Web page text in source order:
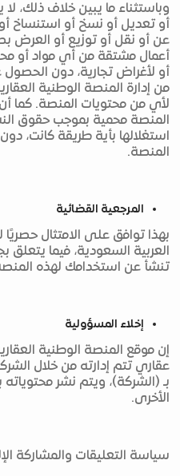
وباستثناء ما يبين خلاف ذلك،
أو تعديل أو نسخ أو استنساخ
عن أو نقل أو توزيع أو العرض
أعمال مشتقة من أي مواد أو
أو لأغراض تجارية، دون
من إدارة المنصة الوطنية
لأي من محتويات المنصة. كما
المنصة محمية بموجب حقوق
استغلالها بأية طريقة كانت،
المنصة.
المرجعية القضائية
بهذا توافق على الامتثال
العربية السعودية، فيما يتعلق
تنشأ عن استخدامك لهذه
إخلاء المسؤولية
إن موقع المنصة الوطنية
عقاري تتم إدارته من خلال
بـ (الشركة)، ويتم نشر
الأخرى.
سياسة التعليقات والمشاركة